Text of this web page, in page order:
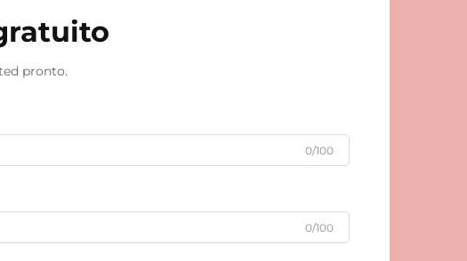
pronto.
0/100
0/100